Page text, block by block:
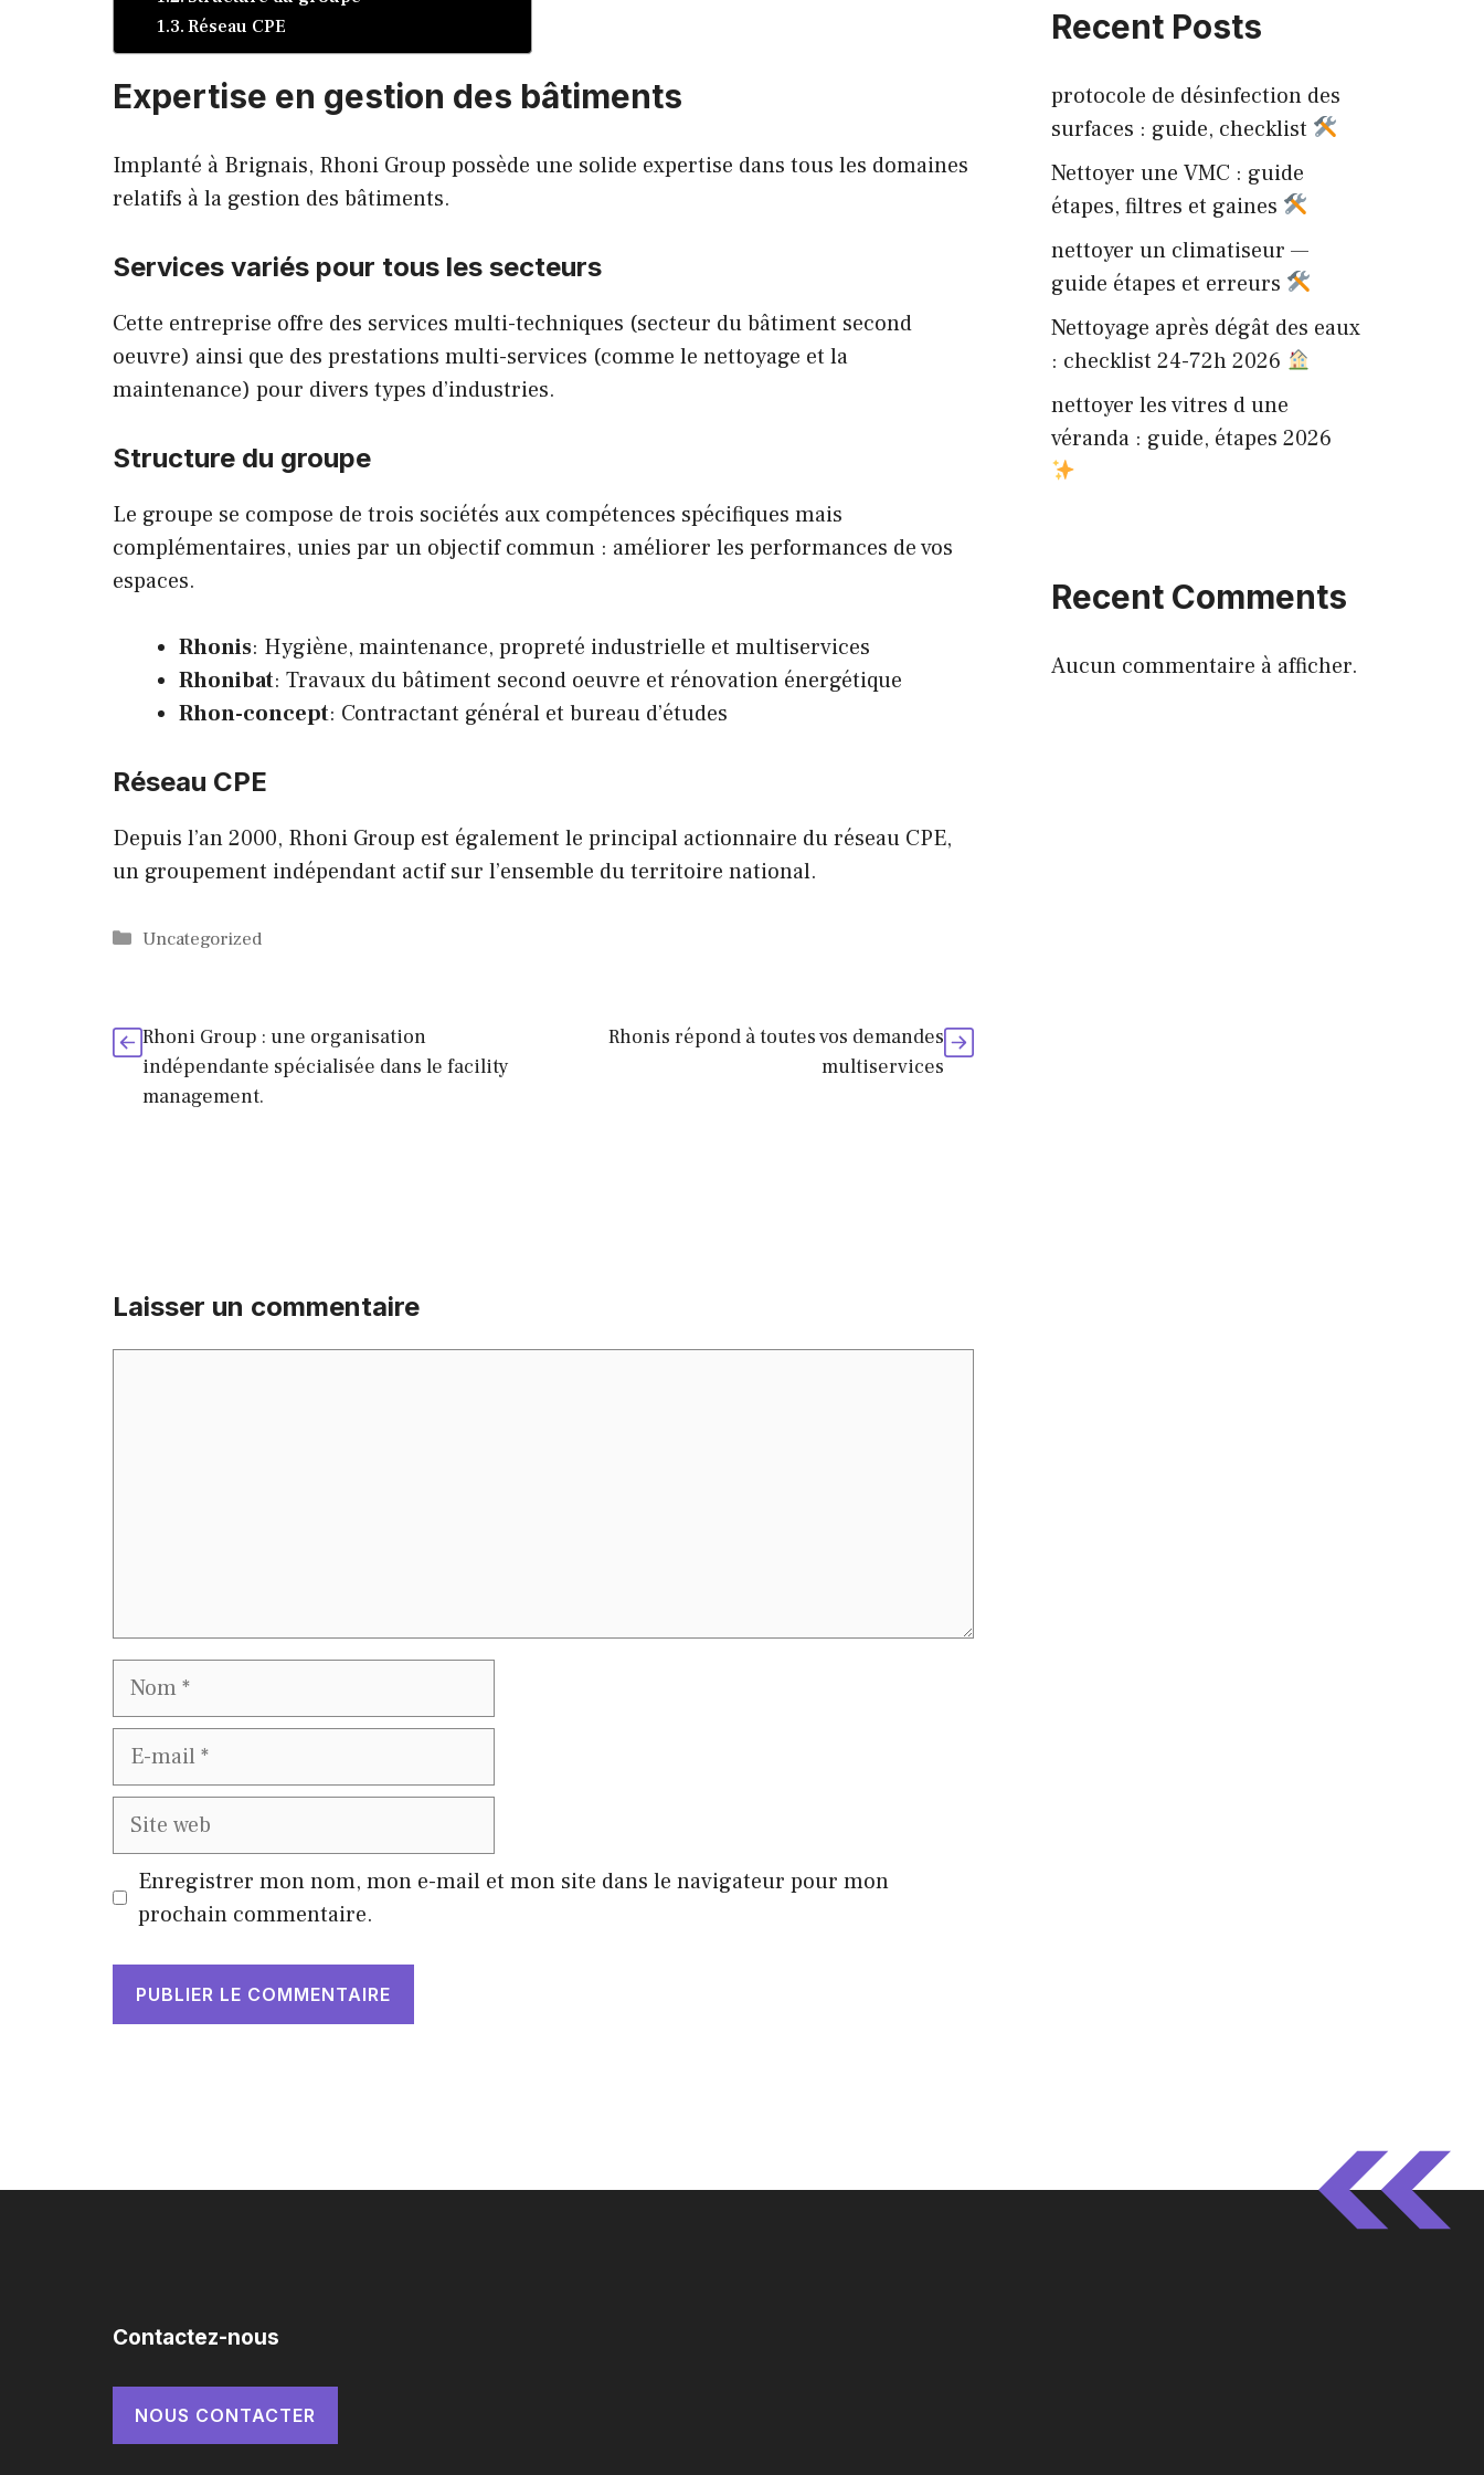
Réseau CPE
Expertise en gestion des bâtiments
Implanté à Brignais, Rhoni Group possède une solide expertise dans tous les domaines
relatifs à la gestion des bâtiments.
Services variés pour tous les secteurs
Cette entreprise offre des services multi-techniques (secteur du bâtiment second
oeuvre) ainsi que des prestations multi-services (comme le nettoyage et la
maintenance) pour divers types d’industries.
Structure du groupe
Le groupe se compose de trois sociétés aux compétences spécifiques mais
complémentaires, unies par un objectif commun : améliorer les performances de vos
espaces.
Rhonis: Hygiène, maintenance, propreté industrielle et multiservices
Rhonibat: Travaux du bâtiment second oeuvre et rénovation énergétique
Rhon-concept: Contractant général et bureau d’études
Réseau CPE
Depuis l’an 2000, Rhoni Group est également le principal actionnaire du réseau CPE,
un groupement indépendant actif sur l’ensemble du territoire national.
Catégories
Uncategorized
Rhoni Group : une organisation
indépendante spécialisée dans le facility
management.
Rhonis répond à toutes vos demandes
multiservices
Laisser un commentaire
Nom
E-
Site
Enregistrer mon nom, mon e-mail et mon site dans le navigateur pour mon
prochain commentaire.
Recent Posts
protocole de désinfection des
surfaces : guide, checklist
Nettoyer une VMC : guide
étapes, filtres et gaines
nettoyer un climatiseur —
guide étapes et erreurs
Nettoyage après dégât des eaux
: checklist 24-72h 2026
nettoyer les vitres d une
véranda : guide, étapes 2026
Recent Comments
Aucun commentaire à afficher.
Contactez-nous
NOUS CONTACTER